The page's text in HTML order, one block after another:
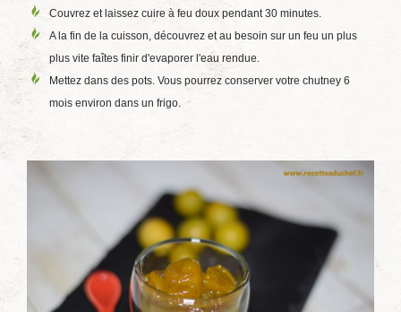
Couvrez et laissez cuire à feu doux pendant 30 minutes.
A la fin de la cuisson, découvrez et au besoin sur un feu un plus
plus vite faîtes finir d'evaporer l'eau rendue.
Mettez dans des pots. Vous pourrez conserver votre chutney 6
mois environ dans un frigo.